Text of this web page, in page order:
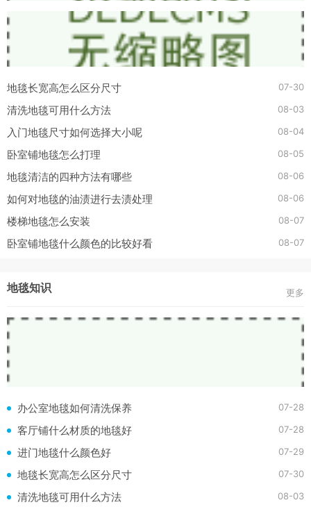
地毯长宽高怎么区分尺寸 07-30
清洗地毯可用什么方法 08-03
入门地毯尺寸如何选择大小呢 08-04
卧室铺地毯怎么打理 08-05
地毯清洁的四种方法有哪些 08-06
如何对地毯的油渍进行去渍处理 08-06
楼梯地毯怎么安装 08-07
卧室铺地毯什么颜色的比较好看 08-07
地毯知识 更多
办公室地毯如何清洗保养 07-28
客厅铺什么材质的地毯好 07-28
进门地毯什么颜色好 07-29
地毯长宽高怎么区分尺寸 07-30
清洗地毯可用什么方法 08-03